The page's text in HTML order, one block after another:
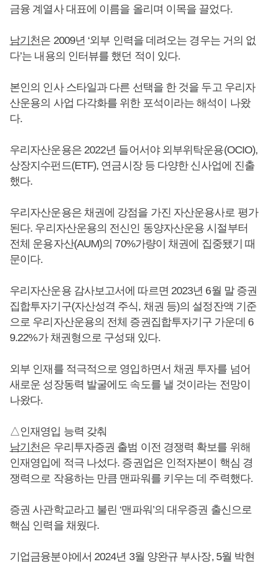
금융 계열사 대표에 이름을 올리며 이목을 끌었다.
남기천은 2009년 ‘외부 인력을 데려오는 경우는 거의 없
다’는 내용의 인터뷰를 했던 적이 있다.
본인의 인사 스타일과 다른 선택을 한 것을 두고 우리자
산운용의 사업 다각화를 위한 포석이라는 해석이 나왔
다.
우리자산운용은 2022년 들어서야 외부위탁운용(OCIO),
상장지수펀드(ETF), 연금시장 등 다양한 신사업에 진출
했다.
우리자산운용은 채권에 강점을 가진 자산운용사로 평가
된다. 우리자산운용의 전신인 동양자산운용 시절부터
전체 운용자산(AUM)의 70%가량이 채권에 집중됐기 때
문이다.
우리자산운용 감사보고서에 따르면 2023년 6월 말 증권
집합투자기구(자산성격 주식, 채권 등)의 설정잔액 기준
으로 우리자산운용의 전체 증권집합투자기구 가운데 6
9.22%가 채권형으로 구성돼 있다.
외부 인재를 적극적으로 영입하면서 채권 투자를 넘어
새로운 성장동력 발굴에도 속도를 낼 것이라는 전망이
나왔다.
△인재영입 능력 갖춰
남기천은 우리투자증권 출범 이전 경쟁력 확보를 위해
인재영입에 적극 나섰다. 증권업은 인적자본이 핵심 경
쟁력으로 작용하는 만큼 맨파워를 키우는 데 주력했다.
증권 사관학교라고 불린 ‘맨파워’의 대우증권 출신으로
핵심 인력을 채웠다.
기업금융분야에서 2024년 3월 양완규 부사장, 5월 박현